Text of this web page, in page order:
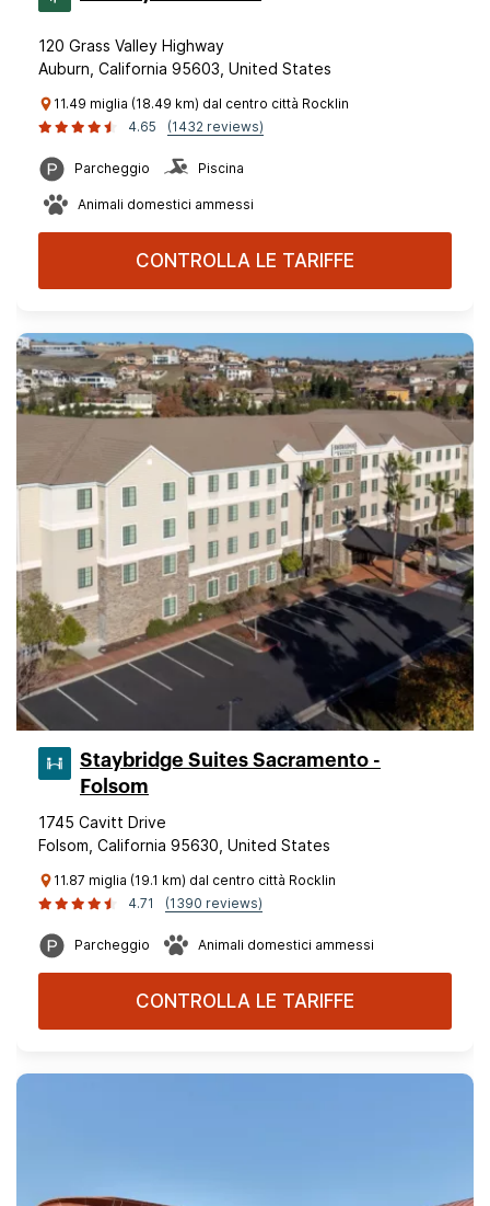
120 Grass Valley Highway
Auburn, California 95603, United States
11.49 miglia (18.49 km) dal centro città Rocklin
4.65
(1432 reviews)
Parcheggio Piscina
Animali domestici ammessi
CONTROLLA LE TARIFFE
Staybridge Suites Sacramento -
Folsom
1745 Cavitt Drive
Folsom, California 95630, United States
11.87 miglia (19.1 km) dal centro città Rocklin
4.71
(1390 reviews)
Parcheggio Animali domestici ammessi
CONTROLLA LE TARIFFE